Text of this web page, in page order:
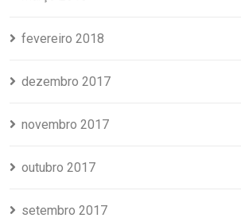
fevereiro 2018
dezembro 2017
novembro 2017
outubro 2017
setembro 2017